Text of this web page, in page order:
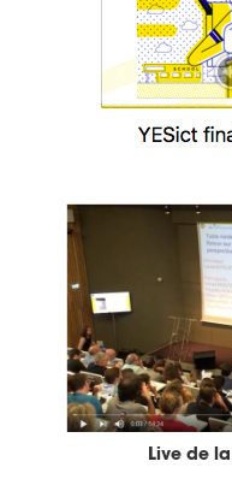
Live de